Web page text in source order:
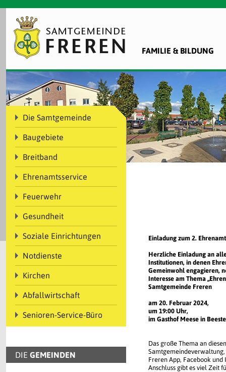
FAMILIE & BILDUNG
Die Samtgemeinde
Baugebiete
Breitband
Ehrenamtsservice
Feuerwehr
Gesundheit
Soziale Einrichtungen
Notdienste
Kirchen
Abfallwirtschaft
Senioren-Service-Büro
DIE GEMEINDEN
Einladung zum 2.
Herzliche Einladung an
Institutionen, in denen
Gemeinwohl engagieren,
Interesse am Thema
Samtgemeinde Freren
am 20. Februar 2024,
um 19:00 Uhr,
im Gasthof Meese in
Das große Thema an
Freren App, Facebook
Anschluss gibt es viel Zeit